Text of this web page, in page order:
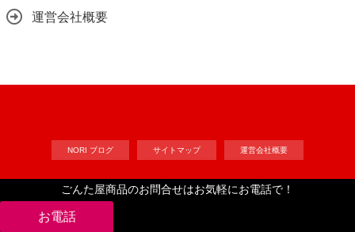
ごんた屋商品のお問合せはお気軽にお電話で！
運営会社概要
NORI ブログ サイトマップ 運営会社概要
Copyright©